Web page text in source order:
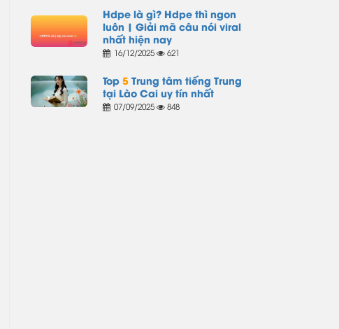
Hdpe là gì? Hdpe thì ngon
luôn | Giải mã câu nói viral
nhất hiện nay
16/12/2025 621
Top 5Trung tâm tiếng Trung
tại Lào Cai uy tín nhất
07/09/2025 848